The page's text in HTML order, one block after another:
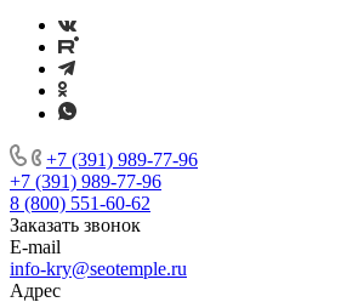
+7 (391) 989-77-96
+7 (391) 989-77-96
8 (800) 551-60-62
Заказать звонок
E-mail
info-kry@seotemple.ru
Адрес